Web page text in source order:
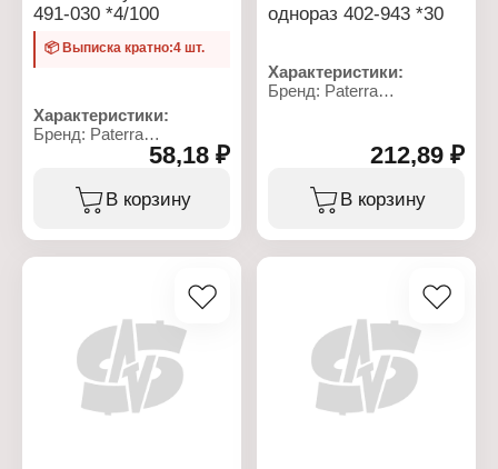
491-030 *4/100
📦 Выписка кратно:4 шт.
Характеристики:
Бренд: Paterra
Артикул: 491-030
Тип товара: Зубочистки
Материал: бамбуковые
Длина: 6,5 см
58,18 ₽
В корзину
однораз 402-943 *30
Характеристики:
Бренд: Paterra
Кондитерские мешки
одноразовые
Размер: 24х35 см
Материал: полиэтилен,
полипропилен
Упаковка: в коробке
212,89 ₽
В корзину